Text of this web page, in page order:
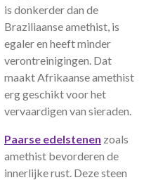
is donkerder dan de
Braziliaanse amethist, is
egaler en heeft minder
verontreinigingen. Dat
maakt Afrikaanse amethist
erg geschikt voor het
vervaardigen van sieraden.
Paarse edelstenen zoals
amethist bevorderen de
innerlijke rust. Deze steen